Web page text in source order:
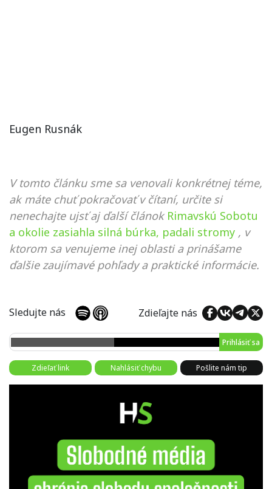
Eugen Rusnák
V tomto článku sme sa venovali konkrétnej téme,
ak máte chuť pokračovať v čítaní, určite si
nenechajte ujsť aj ďalší článok Rimavskú Sobotu
a okolie zasiahla silná búrka, padali stromy , v
ktorom sa venujeme inej oblasti a prinášame
ďalšie zaujímavé pohľady a praktické informácie.
Sledujte nás Zdieľajte nás
Prihlásiť sa
Zdieľať link Nahlásiť chybu Pošlite nám tip